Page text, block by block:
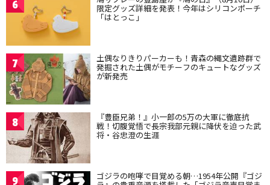
6 限定グッズ詳細を発表！今年はシリコンポーチ
「はとっこ」
7 土偶なりきりパーカーも！青森の縄文遺跡群で
発掘された土偶がモチーフのキュートなグッズ
が新発売
8 『豊臣兄弟！』小一郎の5万の大軍に徹底抗
戦！切腹覚悟で長宗我部元親に降伏を迫った武
将・谷忠澄の生涯
9 ゴジラの咆哮で目覚める朝…1954年公開『ゴジ